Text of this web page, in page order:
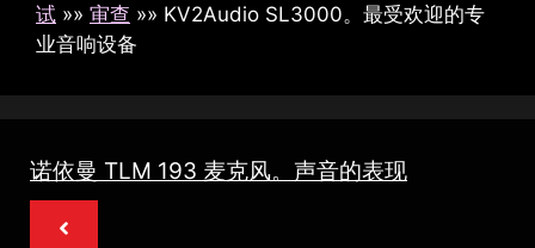
试 »» 审查 »» KV2Audio SL3000。最受欢迎的专
业音响设备
诺依曼 TLM 193 麦克风。声音的表现